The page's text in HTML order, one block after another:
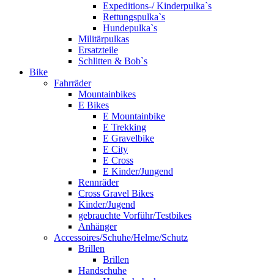
Expeditions-/ Kinderpulka`s
Rettungspulka`s
Hundepulka`s
Militärpulkas
Ersatzteile
Schlitten & Bob`s
Bike
Fahrräder
Mountainbikes
E Bikes
E Mountainbike
E Trekking
E Gravelbike
E City
E Cross
E Kinder/Jungend
Rennräder
Cross Gravel Bikes
Kinder/Jugend
gebrauchte Vorführ/Testbikes
Anhänger
Accessoires/Schuhe/Helme/Schutz
Brillen
Brillen
Handschuhe